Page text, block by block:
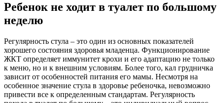
Ребенок не ходит в туалет по большому
неделю
Регулярность стула – это один из основных показателей
хорошего состояния здоровья младенца. Функционирование
ЖКТ определяет иммунитет крохи и его адаптацию не только
к меню, но и к внешним условиям. Более того, кал грудничка
зависит от особенностей питания его мамы. Несмотря на
особенное значение стула в здоровье ребеночка, невозможно
привести все к определенным стандартам. Регулярность